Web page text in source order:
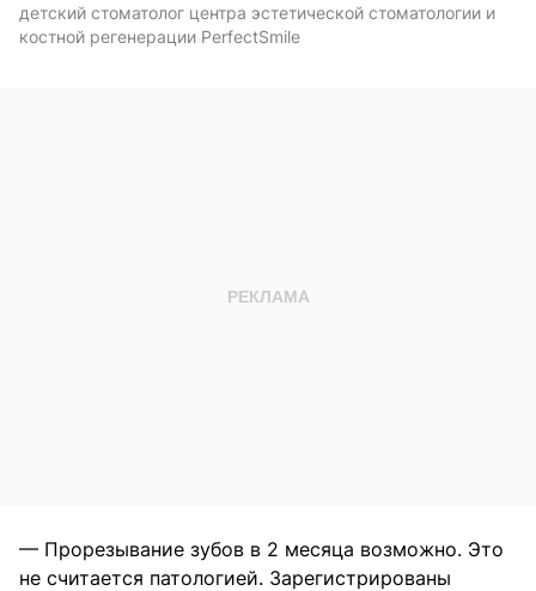
детский стоматолог центра эстетической стоматологии и
костной регенерации PerfectSmile
— Прорезывание зубов в 2 месяца возможно. Это
не считается патологией. Зарегистрированы